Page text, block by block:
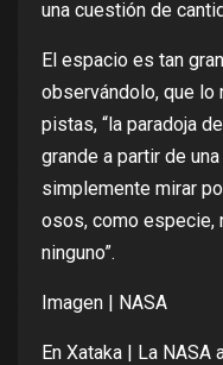
una cuestión de
El espacio es tan
observándolo, que
pistas, “la paradoja
grande a partir de
simplemente mirar
osos, como especie,
ninguno”.
Imagen | NASA
En Xataka | La NASA